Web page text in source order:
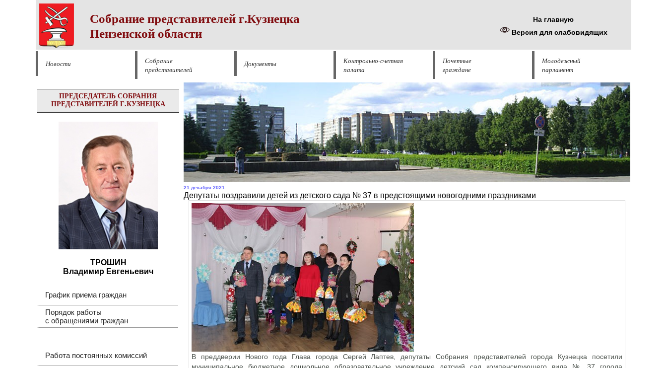
Собрание представителей г.Кузнецка
Пензенской области
На главную
Версия для слабовидящих
Новости
Собрание
представителей
Документы
Контрольно-счетная
палата
Почетные
граждане
Молодежный
парламент
ПРЕДСЕДАТЕЛЬ СОБРАНИЯ
ПРЕДСТАВИТЕЛЕЙ Г.КУЗНЕЦКА
ТРОШИН
Владимир Евгеньевич
График приема граждан
Порядок работы
с обращениями граждан
Работа постоянных комиссий
21 декабря 2021
Депутаты поздравили детей из детского сада № 37 в предстоящими новогодними праздниками
В преддверии Нового года Глава города Сергей Лаптев, депутаты Собрания представителей города Кузнецка посетили